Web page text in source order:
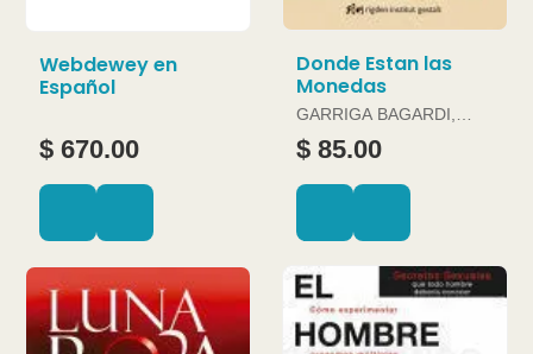
Webdewey en
Español
$ 670.00
Donde Estan las
Monedas
GARRIGA BAGARDI,
JOAN
$ 85.00